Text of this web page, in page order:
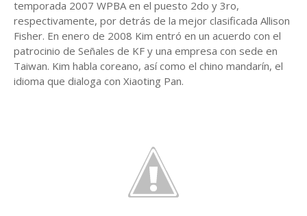
temporada 2007 WPBA en el puesto 2do y 3ro,
respectivamente, por detrás de la mejor clasificada Allison
Fisher. En enero de 2008 Kim entró en un acuerdo con el
patrocinio de Señales de KF y una empresa con sede en
Taiwan. Kim habla coreano, así como el chino mandarín, el
idioma que dialoga con Xiaoting Pan.